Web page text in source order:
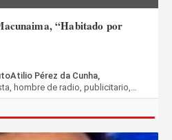
“Habitado por
Pérez da Cunha,
hombre de radio, publicitario,…